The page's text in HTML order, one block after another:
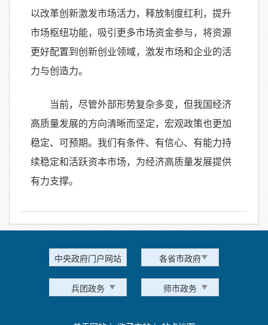
以改革创新激发市场活力，释放制度红利，提升
市场枢纽功能，吸引更多市场资金参与，将资源
更好配置到创新创业领域，激发市场和企业的活
力与创造力。
当前，尽管外部形势复杂多变，但我国经济
高质量发展的方向清晰而坚定，宏观政策也更加
稳定、可预期。我们有条件、有信心、有能力持
续稳定和活跃资本市场，为经济高质量发展提供
有力支撑。
中央政府门户网站 各省市政府
兵团政务 师市政务